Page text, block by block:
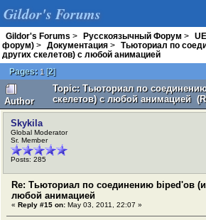
Gildor's Forums
Gildor's Forums > Русскоязычный Форум >
форум) > Документация >
Тьюториал по
других скелетов) с любой анимацией
Pages: 1 [2]
Author
Topic: Тьюториал по
скелетов) с любой анимацией
Skykila
Global Moderator
Sr. Member
Posts: 285
Re: Тьюториал по соединению biped'ов
любой анимацией
« Reply #15 on: May 03, 2011, 22:07 »